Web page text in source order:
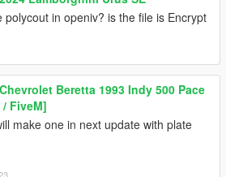
polycout in openiv? is the file is Encrypt
Chevrolet Beretta 1993 Indy 500 Pace
FiveM]
make one in next update with plate